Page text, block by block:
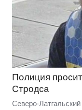
Полиция
Стродса
Северо-Латгальский